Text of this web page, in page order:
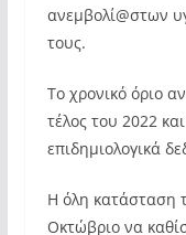
ανεμβολί@στων
τους.
Το χρονικό όριο
τέλος του 2022
επιδημιολογικά
Η όλη κατάσταση
Οκτώβριο να